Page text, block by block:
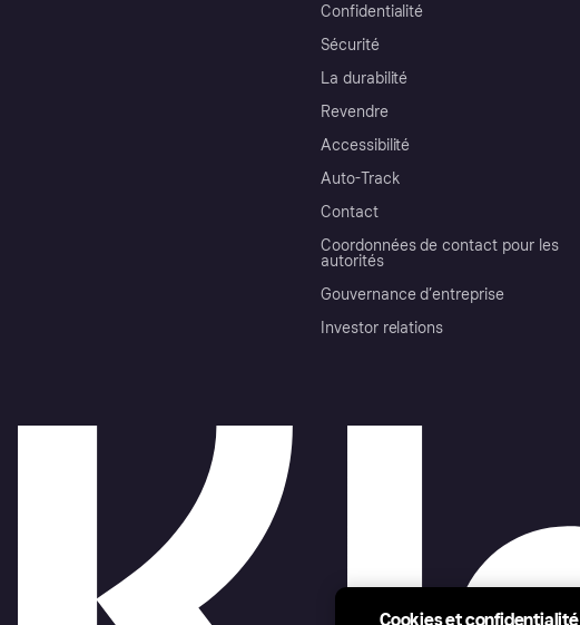
Confidentialité
Sécurité
La durabilité
Revendre
Accessibilité
Auto-Track
Contact
Coordonnées de contact pour les
autorités
Gouvernance d’entreprise
Investor relations
Cookies et confidentialité